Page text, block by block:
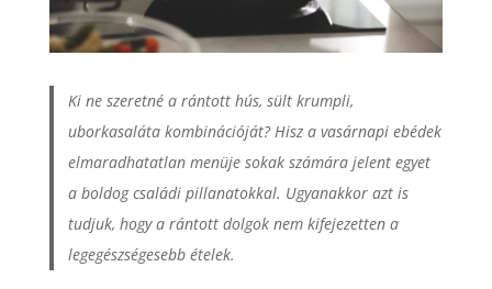
Ki ne szeretné a rántott hús, sült krumpli,
uborkasaláta kombinációját? Hisz a vasárnapi ebédek
elmaradhatatlan menüje sokak számára jelent egyet
a boldog családi pillanatokkal. Ugyanakkor azt is
tudjuk, hogy a rántott dolgok nem kifejezetten a
legegészségesebb ételek.